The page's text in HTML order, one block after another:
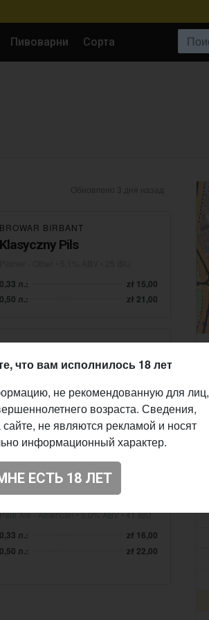
Пивоварни Сорта
Обновлено 3 дня назад
BROWAR BIRBANT
Klasyczny Pils
0,33 л.:
zł 15,00
0,50 л.:
zł 21,00
MARYENSZTADT
Sourtime Berliner Weisse
Sour - Fruited Berliner Weisse• 3,1% ABV
0,33 л.:
zł 16,00
0,50 л.:
zł 22,00
BROWAR PINTA
A Ja Pale Ale
Pale Ale - American• 5,0% ABV • 41 IBU
0,33 л.:
zł 16,00
0,50 л.:
zł 22,00
что вам исполнилось 18 лет
не рекомендованную для лиц,
возраста. Сведения,
не являются рекламой и носят
информационный характер.
ЕСТЬ 18 ЛЕТ